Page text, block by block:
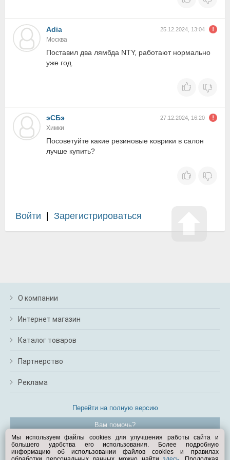
Adia 25.12.2024, 13:04
Москва
Поставил два лямбда NTY, работают нормально
уже год.
эСБэ 27.12.2024, 16:20
Химки
Посоветуйте какие резиновые коврики в салон
лучше купить?
Войти Зарегистрироваться
О компании
Интернет магазин
Каталог товаров
Партнерство
Реклама
Перейти на полную версию
Вам помочь?
© Exist.ru 1998—2026
Мы используем файлы cookies для улучшения работы сайта и
большего удобства его использования. Более подробную
информацию об использовании файлов cookies и правилах